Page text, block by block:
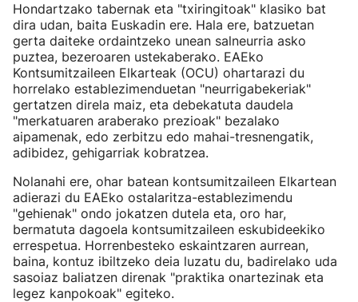
Hondartzako tabernak eta "txiringitoak" klasiko bat
dira udan, baita Euskadin ere. Hala ere, batzuetan
gerta daiteke ordaintzeko unean salneurria asko
puztea, bezeroaren ustekaberako. EAEko
Kontsumitzaileen Elkarteak (OCU) ohartarazi du
horrelako establezimenduetan "neurrigabekeriak"
gertatzen direla maiz, eta debekatuta daudela
"merkatuaren araberako prezioak" bezalako
aipamenak, edo zerbitzu edo mahai-tresnengatik,
adibidez, gehigarriak kobratzea.
Nolanahi ere, ohar batean kontsumitzaileen Elkartean
adierazi du EAEko ostalaritza-establezimendu
"gehienak" ondo jokatzen dutela eta, oro har,
bermatuta dagoela kontsumitzaileen eskubideekiko
errespetua. Horrenbesteko eskaintzaren aurrean,
baina, kontuz ibiltzeko deia luzatu du, badirelako uda
sasoiaz baliatzen direnak "praktika onartezinak eta
legez kanpokoak" egiteko.